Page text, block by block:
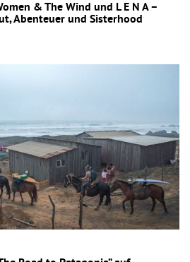
& The Wind und L E N A –
Abenteuer und Sisterhood